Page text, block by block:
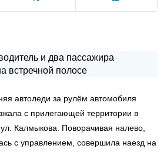
автоледи за рулём автомобиля
с прилегающей территории в
Калмыкова. Поворачивая налево,
с управлением, совершила наезд на